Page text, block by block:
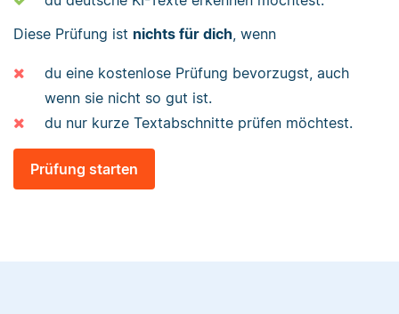
Diese Prüfung ist nichts für dich, wenn
du eine kostenlose Prüfung bevorzugst, auch
wenn sie nicht so gut ist.
du nur kurze Textabschnitte prüfen möchtest.
Prüfung starten